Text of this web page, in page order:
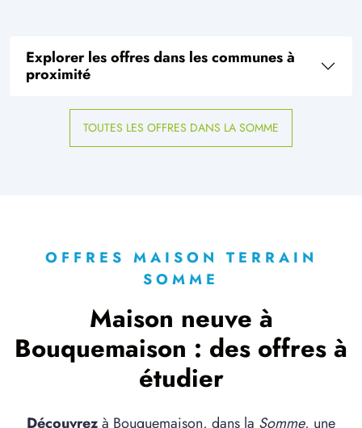
Explorer les offres dans les communes à
proximité
TOUTES LES OFFRES DANS LA SOMME
OFFRES MAISON TERRAIN
SOMME
Maison neuve à
Bouquemaison : des offres à
étudier
Découvrezà Bouquemaison, dans la Somme, une